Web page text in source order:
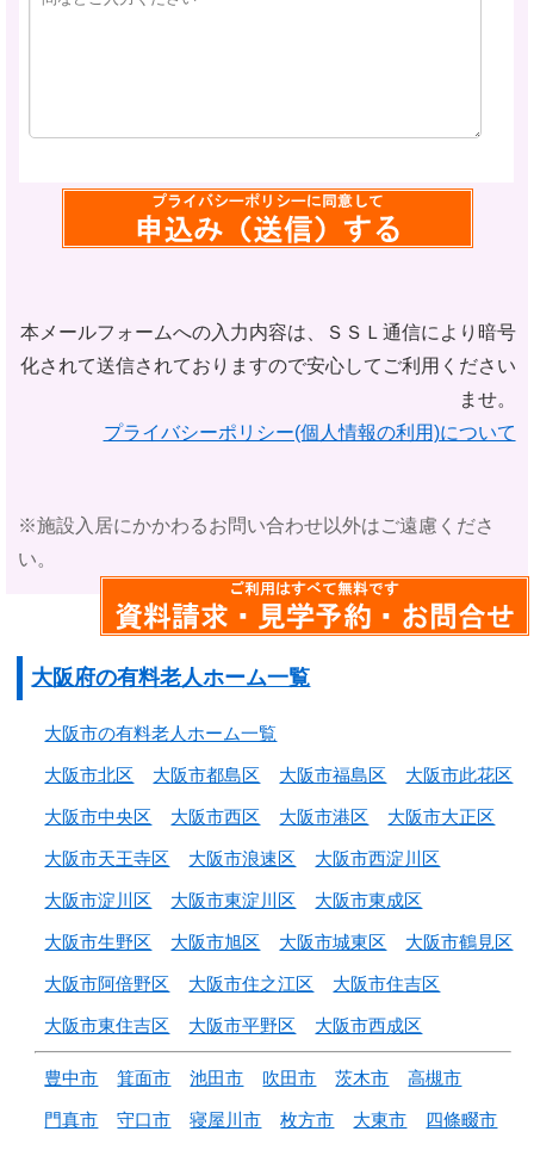
本メールフォームへの入力内容は、ＳＳＬ通信により暗号
化されて送信されておりますので安心してご利用ください
ませ。
プライバシーポリシー(個人情報の利用)について
※施設入居にかかわるお問い合わせ以外はご遠慮くださ
い。
大阪府の有料老人ホーム一覧
大阪市の有料老人ホーム一覧
大阪市北区 大阪市都島区 大阪市福島区 大阪市此花区
大阪市中央区 大阪市西区 大阪市港区 大阪市大正区
大阪市天王寺区 大阪市浪速区 大阪市西淀川区
大阪市淀川区 大阪市東淀川区 大阪市東成区
大阪市生野区 大阪市旭区 大阪市城東区 大阪市鶴見区
大阪市阿倍野区 大阪市住之江区 大阪市住吉区
大阪市東住吉区 大阪市平野区 大阪市西成区
豊中市 箕面市 池田市 吹田市 茨木市 高槻市
門真市 守口市 寝屋川市 枚方市 大東市 四條畷市